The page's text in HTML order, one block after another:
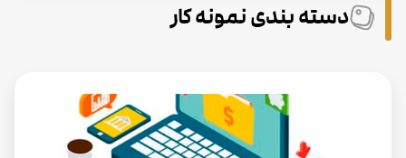
دسته بندی نمونه کار